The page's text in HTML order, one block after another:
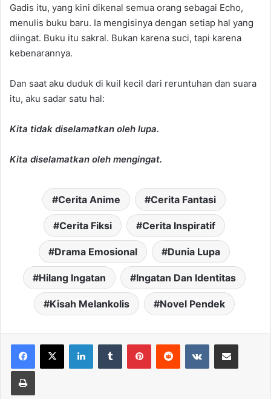
Gadis itu, yang kini dikenal semua orang sebagai Echo,
menulis buku baru. Ia mengisinya dengan setiap hal yang
diingat. Buku itu sakral. Bukan karena suci, tapi karena
kebenarannya.
Dan saat aku duduk di kuil kecil dari reruntuhan dan suara
itu, aku sadar satu hal:
Kita tidak diselamatkan oleh lupa.
Kita diselamatkan oleh mengingat.
Cerita Anime Cerita Fantasi
Cerita Fiksi Cerita Inspiratif
Drama Emosional Dunia Lupa
Hilang Ingatan Ingatan Dan Identitas
Kisah Melankolis Novel Pendek
LinkedInTumblr PinterestReddit VKontakteShare via Email
Print